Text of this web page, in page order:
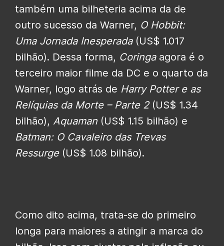
também uma bilheteria acima da de
outro sucesso da Warner, O Hobbit:
Uma Jornada Inesperada(US$ 1.017
bilhão). Dessa forma, Coringaagora é o
terceiro maior filme da DC e o quarto da
Warner, logo atrás de Harry Potter e as
Relíquias da Morte – Parte 2(US$ 1.34
bilhão), Aquaman (US$ 1.15 bilhão) e
Batman: O Cavaleiro das Trevas
Ressurge(US$ 1.08 bilhão).
Como dito acima, trata-se do primeiro
longa para maiores a atingir a marca do